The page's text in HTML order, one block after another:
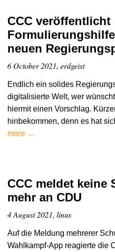
CCC veröffentlicht
neuen
6 October 2021, erdgeist
Endlich ein solides
digitalisierte Welt, wer
hiermit einen Vorschlag.
hinbekommen, denn es hat
more …
CCC meldet keine
mehr an CDU
4 August 2021, linus
Auf die Meldung mehrerer
Wahlkampf-App reagierte die